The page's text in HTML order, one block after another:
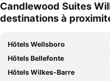
Candlewood Suites
destinations à
Hôtels Wellsboro
Hôtels Bellefonte
Hôtels Wilkes-Barre